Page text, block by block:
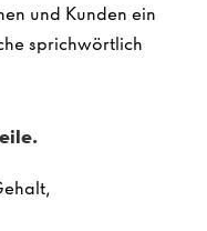
und Kunden ein
sprichwörtlich